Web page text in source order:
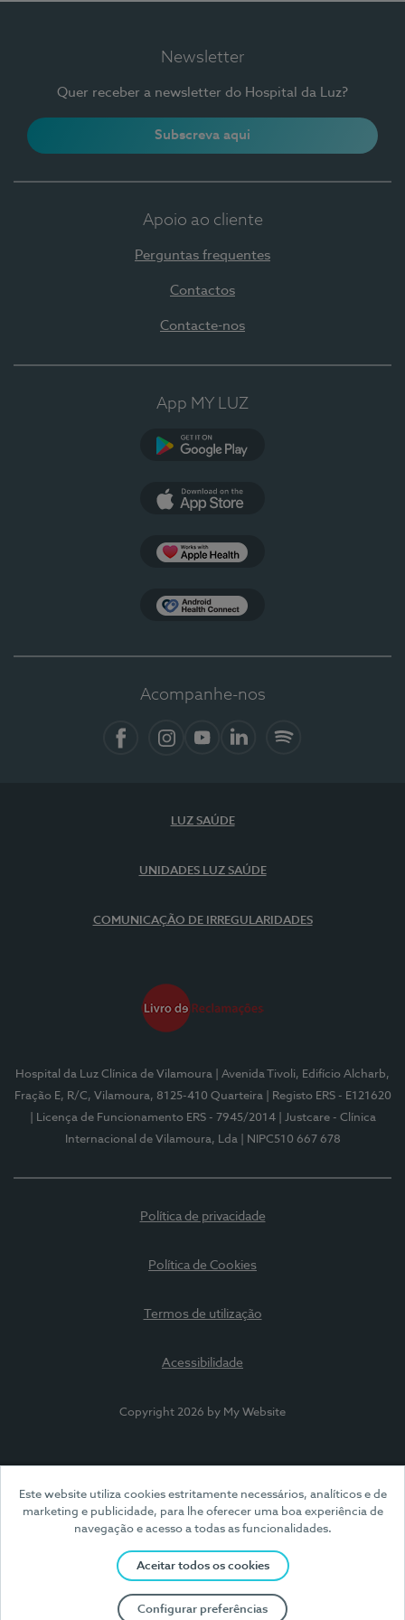
Este website utiliza cookies estritamente necessários, analíticos e de
marketing e publicidade, para lhe oferecer uma boa experiência de
navegação e acesso a todas as funcionalidades.
Aceitar todos os cookies
Configurar preferências
Newsletter
Quer receber a newsletter do Hospital da Luz?
Subscreva aqui
Apoio ao cliente
Perguntas frequentes
Contactos
Contacte-nos
App MY LUZ
Acompanhe-nos
LUZ SAÚDE
UNIDADES LUZ SAÚDE
COMUNICAÇÃO DE IRREGULARIDADES
Hospital da Luz Clínica de Vilamoura
| Avenida Tivoli, Edifício Alcharb,
Fração E, R/C, Vilamoura, 8125-410 Quarteira
| Registo ERS - E121620
| Licença de Funcionamento ERS - 7945/2014
| Justcare - Clínica
Internacional de Vilamoura, Lda
| NIPC510 667 678
Política de privacidade
Política de Cookies
Termos de utilização
Acessibilidade
Copyright 2026 by My Website